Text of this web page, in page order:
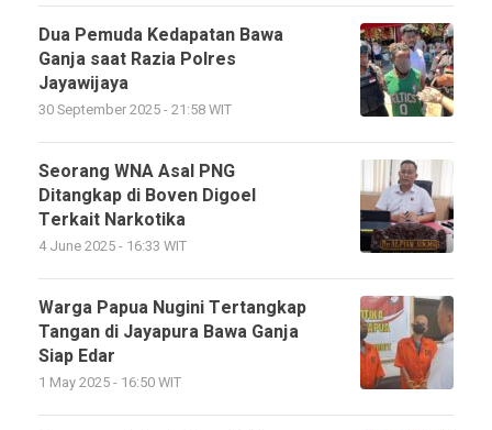
Dua Pemuda Kedapatan Bawa
Ganja saat Razia Polres
Jayawijaya
30 September 2025 - 21:58 WIT
Seorang WNA Asal PNG
Ditangkap di Boven Digoel
Terkait Narkotika
4 June 2025 - 16:33 WIT
Warga Papua Nugini Tertangkap
Tangan di Jayapura Bawa Ganja
Siap Edar
1 May 2025 - 16:50 WIT